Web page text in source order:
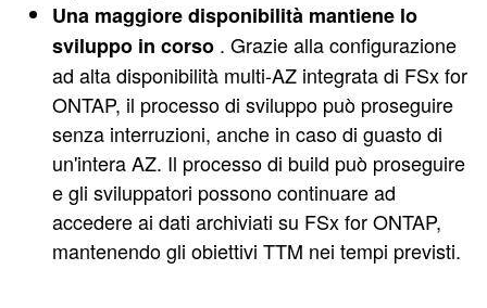
Una maggiore disponibilità mantiene lo
sviluppo in corso . Grazie alla configurazione
ad alta disponibilità multi-AZ integrata di FSx for
ONTAP, il processo di sviluppo può proseguire
senza interruzioni, anche in caso di guasto di
un'intera AZ. Il processo di build può proseguire
e gli sviluppatori possono continuare ad
accedere ai dati archiviati su FSx for ONTAP,
mantenendo gli obiettivi TTM nei tempi previsti.